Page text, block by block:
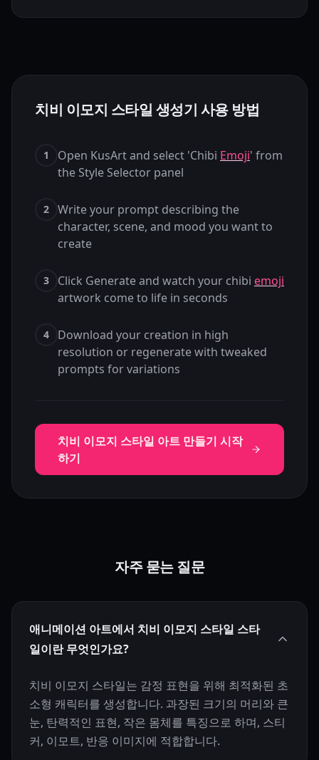
치비 이모지 스타일 생성기 사용 방법
1 Open KusArt and select 'Chibi Emoji' from
the Style Selector panel
2
Write your prompt describing the
character, scene, and mood you want to
create
3 Click Generate and watch your chibi emoji
artwork come to life in seconds
4
Download your creation in high
resolution or regenerate with tweaked
prompts for variations
치비 이모지 스타일 아트 만들기 시작
하기
자주 묻는 질문
애니메이션 아트에서 치비 이모지 스타일 스타
일이란 무엇인가요?
치비 이모지 스타일는 감정 표현을 위해 최적화된 초
소형 캐릭터를 생성합니다. 과장된 크기의 머리와 큰
눈, 탄력적인 표현, 작은 몸체를 특징으로 하며, 스티
커, 이모트, 반응 이미지에 적합합니다.